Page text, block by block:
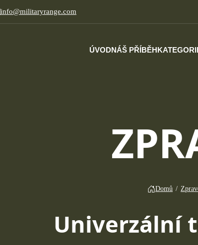
info@militaryrange.com
ÚVODNÁŠ PŘÍBĚH
Domů /
Univerzální